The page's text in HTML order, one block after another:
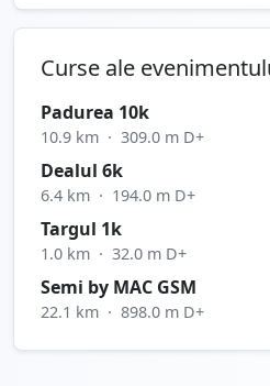
Curse ale
Padurea 10k
10.9 km · 309.0 m D+
Dealul 6k
6.4 km · 194.0 m D+
Targul 1k
1.0 km · 32.0 m D+
Semi by MAC GSM
22.1 km · 898.0 m D+